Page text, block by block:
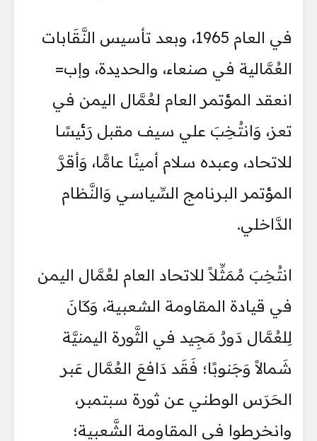
في العام 1965، وبعد تأسيس النَّقَابات
العُمَّالية في صنعاء، والحديدة، وإب=
انعقد المؤتمر العام لعُمَّال اليمن في
تعز، وَانتُخِبَ علي سيف مقبل رَئيسًا
للاتحاد، وعبده سلام أمينًا عامًّا، وَأقرَّ
المؤتمر البرنامج السِّياسي وَالنَّظام
الدَّاخلي.
انتُخِبَ مُمَثِّلاً للاتحاد العام لعُمَّال اليمن
في قيادة المقاومة الشعبية، وَكَانَ
لِلعُمَّال دَورٌ مَجِيد في الثَّورة اليمنيَّة
شَمالاً وَجَنوبًا؛ فَقَد دَافعَ العُمَّال عَبر
الحَرَس الوطني عن ثورة سبتمبر،
وانخرطوا في المقاومة الشَّعبية؛